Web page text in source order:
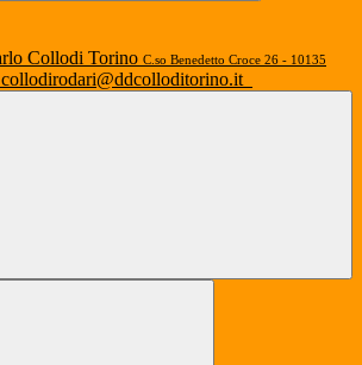
C.so Benedetto Croce 26 - 10135
collodirodari@ddcolloditorino.it